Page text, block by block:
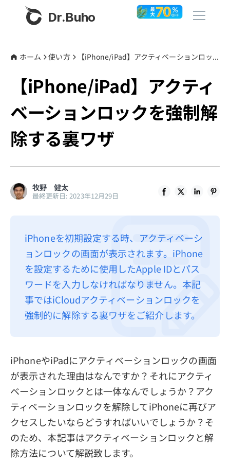
Dr.Buho
製品
BuhoCleaner
BuhoRepair
BuhoLaunchpad
ストア
その他
利用規約
返金について
ホーム 使い方 【iPhone/iPad】アクティベーションロックを強制解除する裏ワザ
【iPhone/iPad】アクティ
ベーションロックを強制解
除する裏ワザ
牧野 健太
最終更新日: 2023年12月29日
iPhoneを初期設定する時、アクティベーシ
ョンロックの画面が表示されます。iPhone
を設定するために使用したApple IDとパス
ワードを入力しなければなりません。本記
事ではiCloudアクティベーションロックを
強制的に解除する裏ワザをご紹介します。
iPhoneやiPadにアクティベーションロックの画面
が表示された理由はなんですか？それにアクティ
ベーションロックとは一体なんでしょうか？アク
ティベーションロックを解除してiPhoneに再びア
クセスしたいならどうすればいいでしょうか？そ
のため、本記事はアクティベーションロックと解
除方法について解説致します。